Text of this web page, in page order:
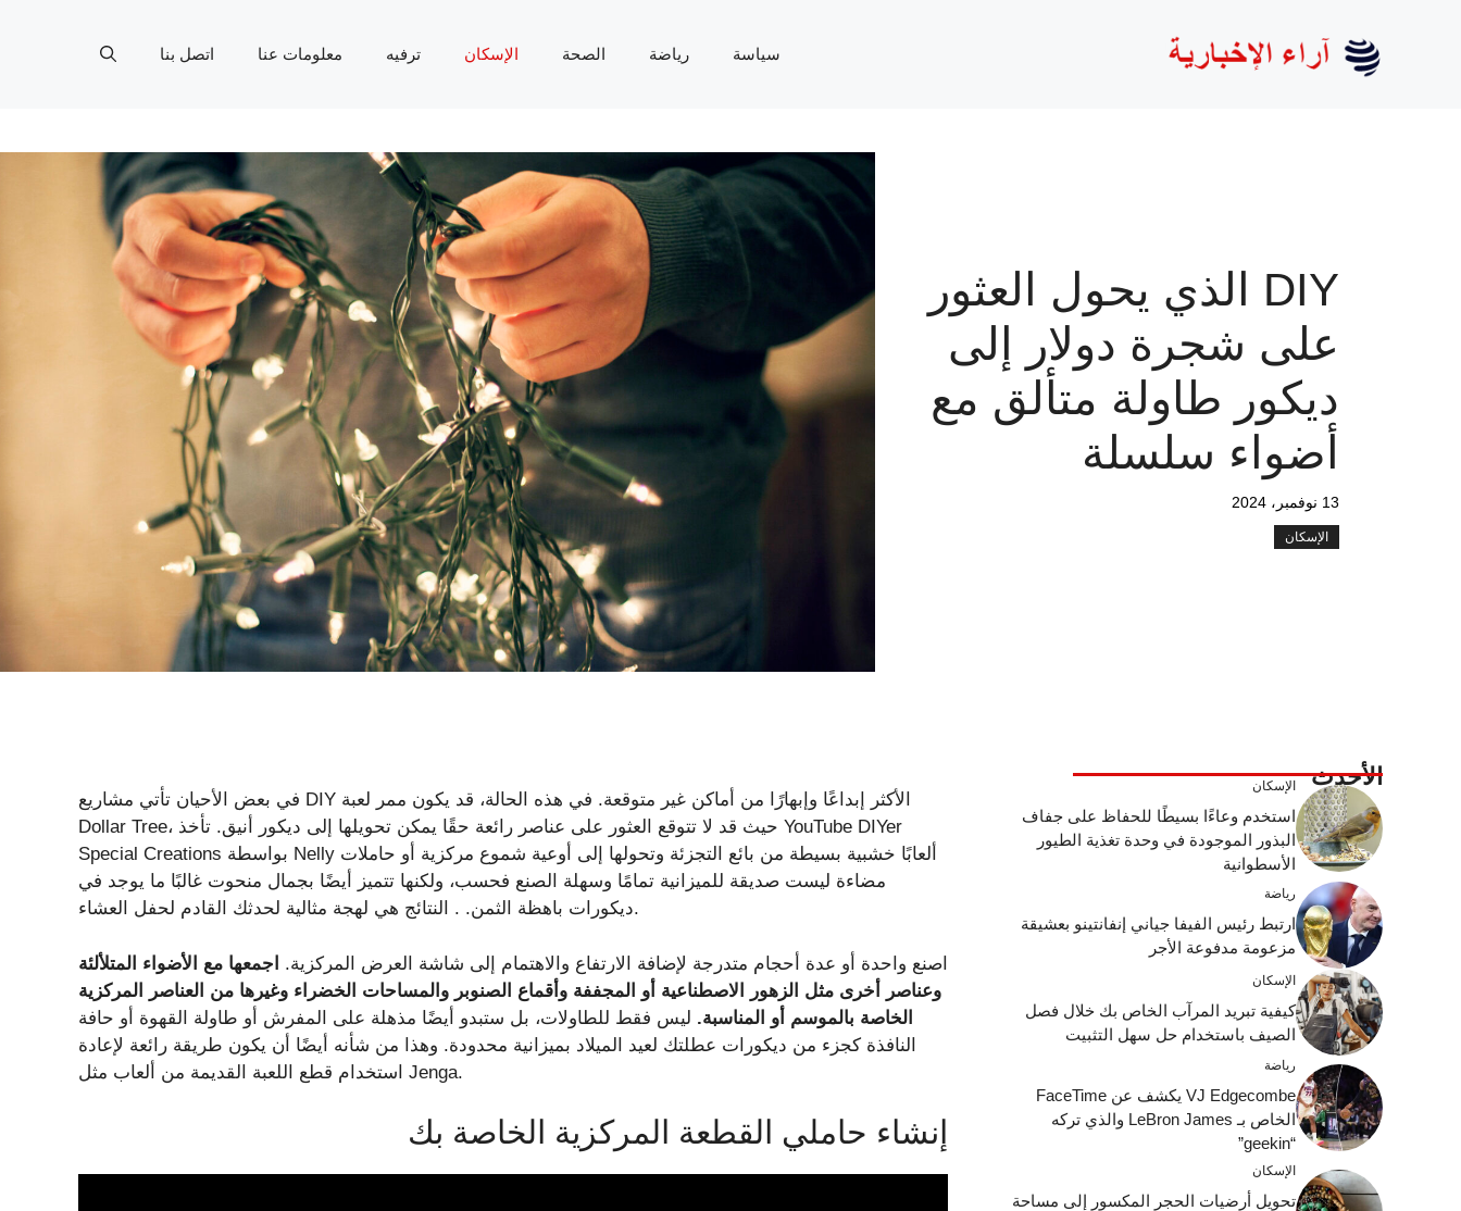
سياسة رياضة الصحة الإسكان ترفيه معلومات عنا اتصل بنا
DIY الذي يحول العثور
على شجرة دولار إلى
ديكور طاولة متألق مع
أضواء سلسلة
13 نوفمبر، 2024
الإسكان
في بعض الأحيان تأتي مشاريع DIY الأكثر إبداعًا وإبهارًا من أماكن غير متوقعة. في هذه الحالة، قد يكون ممر لعبة
Dollar Tree، حيث قد لا تتوقع العثور على عناصر رائعة حقًا يمكن تحويلها إلى ديكور أنيق. تأخذ YouTube DIYer
Special Creations بواسطة Nelly ألعابًا خشبية بسيطة من بائع التجزئة وتحولها إلى أوعية شموع مركزية أو حاملات
مضاءة ليست صديقة للميزانية تمامًا وسهلة الصنع فحسب، ولكنها تتميز أيضًا بجمال منحوت غالبًا ما يوجد في
ديكورات باهظة الثمن. . النتائج هي لهجة مثالية لحدثك القادم لحفل العشاء.
اصنع واحدة أو عدة أحجام متدرجة لإضافة الارتفاع والاهتمام إلى شاشة العرض المركزية.
اجمعها مع الأضواء المتلألئة
وعناصر أخرى مثل الزهور الاصطناعية أو المجففة وأقماع الصنوبر والمساحات الخضراء وغيرها من العناصر المركزية
الخاصة بالموسم أو المناسبة. ليس فقط للطاولات، بل ستبدو أيضًا مذهلة على المفرش أو طاولة القهوة أو حافة
النافذة كجزء من ديكورات عطلتك لعيد الميلاد بميزانية محدودة. وهذا من شأنه أيضًا أن يكون طريقة رائعة لإعادة
استخدام قطع اللعبة القديمة من ألعاب مثل Jenga.
إنشاء حاملي القطعة المركزية الخاصة بك
الأحدث الإسكان
استخدم وعاءًا بسيطًا للحفاظ على جفاف
البذور الموجودة في وحدة تغذية الطيور
الأسطوانية
رياضة
ارتبط رئيس الفيفا جياني إنفانتينو بعشيقة
مزعومة مدفوعة الأجر
الإسكان
كيفية تبريد المرآب الخاص بك خلال فصل
الصيف باستخدام حل سهل التثبيت
رياضة
VJ Edgecombe يكشف عن FaceTime
الخاص بـ LeBron James والذي تركه
“geekin”
الإسكان
تحويل أرضيات الحجر المكسور إلى مساحة